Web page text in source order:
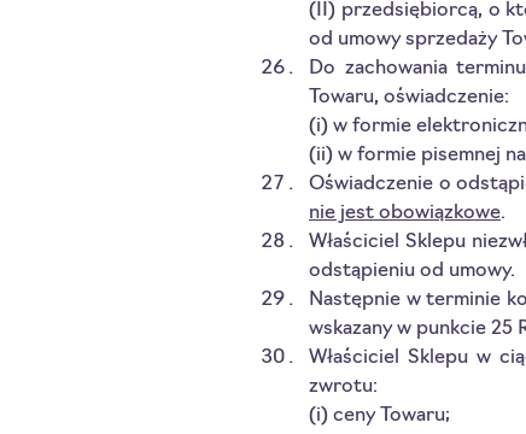
(II) przedsiębiorcą, o
od umowy sprzedaży
Do zachowania
Towaru, oświadczenie:
(i) w formie
(ii) w formie pisemnej
Oświadczenie o
nie jest obowiązkowe.
Właściciel Sklepu
odstąpieniu od umowy.
Następnie w terminie
wskazany w punkcie 25
Właściciel Sklepu w
zwrotu:
(i) ceny Towaru;